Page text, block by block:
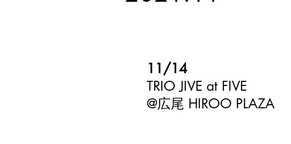
11/14
TRIO JIVE at FIVE
​@広尾 HIROO PLAZA